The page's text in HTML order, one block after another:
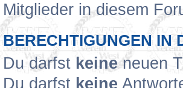
Mitglieder in diesem
BERECHTIGUNGEN IN
Du darfst keineneuen
Du darfst keine